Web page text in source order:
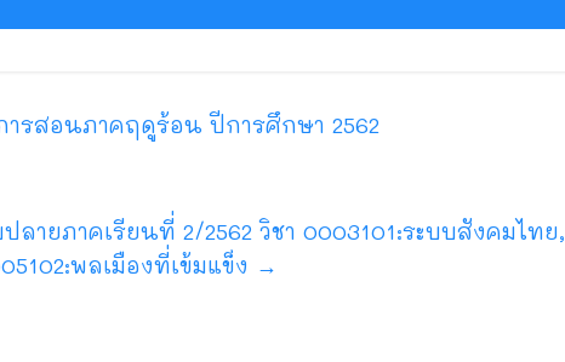
ารสอนภาคฤดูร้อน ปีการศึกษา 2562
ลายภาคเรียนที่ 2/2562 วิชา 0003101:ระบบสังคมไทย,
พลเมืองที่เข้มแข็ง →